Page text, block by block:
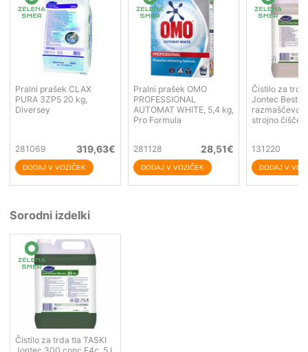
Pralni prašek CLAX
PURA 3ZP5 20 kg,
Diversey
281069 319,63€
Pralni prašek OMO
PROFESSIONAL
AUTOMAT WHITE, 5,4 kg,
Pro Formula
281128 28,51€
Čistilo za trda
Jontec Best
strojno
131220
Sorodni izdelki
Čistilo za trda tla TASKI